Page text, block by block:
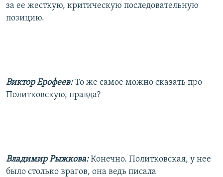
за ее жесткую, критическую последовательную
позицию.
Виктор Ерофеев:То же самое можно сказать про
Политковскую, правда?
Владимир Рыжкова:Конечно. Политковская, у нее
было столько врагов, она ведь писала